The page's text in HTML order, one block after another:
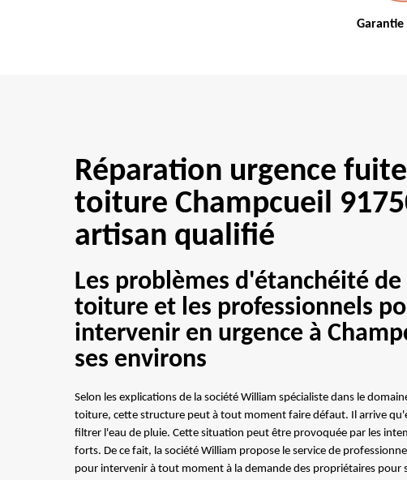
Garantie
Réparation urgence
toiture Champcueil
artisan qualifié
Les problèmes d'étanchéité de
toiture et les professionnels
intervenir en urgence à
ses environs
Selon les explications de la société William spécialiste dans le
toiture, cette structure peut à tout moment faire défaut. Il arrive
filtrer l'eau de pluie. Cette situation peut être provoquée par les
forts. De ce fait, la société William propose le service de
pour intervenir à tout moment à la demande des propriétaires pour